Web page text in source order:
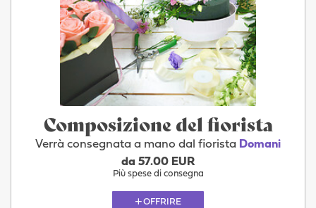
Composizione del fiorista
Verrà consegnata a mano dal fiorista Domani
da 57.00 EUR
Più spese di consegna
OFFRIRE